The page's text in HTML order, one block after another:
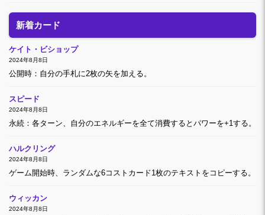
新着カード
ケイト・ビショップ
2024年8月8日
公開時：自分の手札に2枚の矢を加える。
スピード
2024年8月8日
永続：各ターン、自分のエネルギーを全て消費するとパワーを+1する。
ハルクリング
2024年8月8日
ゲーム開始時、ランダムな6コストカード1枚のテキストをコピーする。
ウィッカン
2024年8月8日